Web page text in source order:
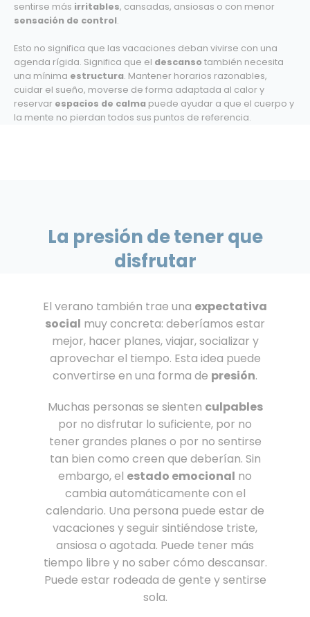
sentirse más irritables, cansadas, ansiosas o con menor
sensación de control.
Esto no significa que las vacaciones deban vivirse con una
agenda rígida. Significa que el descanso también necesita
una mínima estructura. Mantener horarios razonables,
cuidar el sueño, moverse de forma adaptada al calor y
reservar espacios de calma puede ayudar a que el cuerpo y
la mente no pierdan todos sus puntos de referencia.
La presión de tener que
disfrutar
El verano también trae una expectativa
social muy concreta: deberíamos estar
mejor, hacer planes, viajar, socializar y
aprovechar el tiempo. Esta idea puede
convertirse en una forma de presión.
Muchas personas se sienten culpables
por no disfrutar lo suficiente, por no
tener grandes planes o por no sentirse
tan bien como creen que deberían. Sin
embargo, el estado emocional no
cambia automáticamente con el
calendario. Una persona puede estar de
vacaciones y seguir sintiéndose triste,
ansiosa o agotada. Puede tener más
tiempo libre y no saber cómo descansar.
Puede estar rodeada de gente y sentirse
sola.